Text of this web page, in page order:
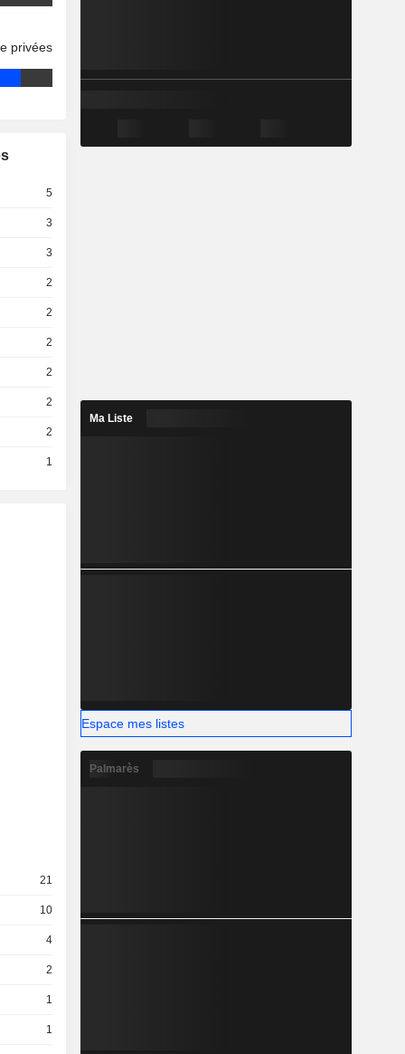
privées
5
3
3
2
2
2
2
2
2
1
21
10
4
2
1
1
Ma Liste
Espace mes listes
Palmarès